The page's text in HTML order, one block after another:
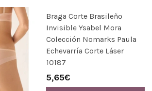
Braga Corte Brasileño
Invisible Ysabel Mora
Colección Nomarks Paula
Echevarría Corte Láser
10187
5,65€